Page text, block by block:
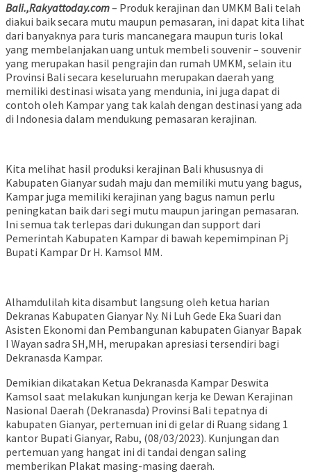
Bali.,Rakyattoday.com– Produk kerajinan dan UMKM Bali telah
diakui baik secara mutu maupun pemasaran, ini dapat kita lihat
dari banyaknya para turis mancanegara maupun turis lokal
yang membelanjakan uang untuk membeli souvenir – souvenir
yang merupakan hasil pengrajin dan rumah UMKM, selain itu
Provinsi Bali secara keseluruahn merupakan daerah yang
memiliki destinasi wisata yang mendunia, ini juga dapat di
contoh oleh Kampar yang tak kalah dengan destinasi yang ada
di Indonesia dalam mendukung pemasaran kerajinan.
Kita melihat hasil produksi kerajinan Bali khususnya di
Kabupaten Gianyar sudah maju dan memiliki mutu yang bagus,
Kampar juga memiliki kerajinan yang bagus namun perlu
peningkatan baik dari segi mutu maupun jaringan pemasaran.
Ini semua tak terlepas dari dukungan dan support dari
Pemerintah Kabupaten Kampar di bawah kepemimpinan Pj
Bupati Kampar Dr H. Kamsol MM.
Alhamdulilah kita disambut langsung oleh ketua harian
Dekranas Kabupaten Gianyar Ny. Ni Luh Gede Eka Suari dan
Asisten Ekonomi dan Pembangunan kabupaten Gianyar Bapak
I Wayan sadra SH,MH, merupakan apresiasi tersendiri bagi
Dekranasda Kampar.
Demikian dikatakan Ketua Dekranasda Kampar Deswita
Kamsol saat melakukan kunjungan kerja ke Dewan Kerajinan
Nasional Daerah (Dekranasda) Provinsi Bali tepatnya di
kabupaten Gianyar, pertemuan ini di gelar di Ruang sidang 1
kantor Bupati Gianyar, Rabu, (08/03/2023). Kunjungan dan
pertemuan yang hangat ini di tandai dengan saling
memberikan Plakat masing-masing daerah.